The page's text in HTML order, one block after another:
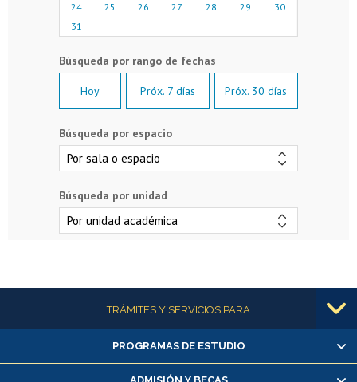
24
25 26 27 28 29
30
31
Hoy Próx. 7 días Próx. 30 días
Búsqueda por espacio
Búsqueda por unidad
Más informaciónTRÁMITES Y SERVICIOS PARA
Alumnas/os y exalumnas/os
Matrícula en línea
PROGRAMAS DE ESTUDIO